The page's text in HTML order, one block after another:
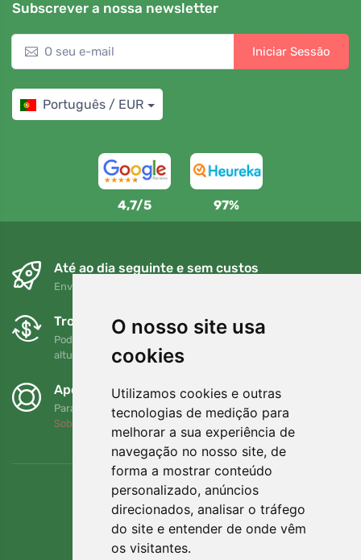
O nosso site usa
cookies
Utilizamos cookies e outras
tecnologias de medição para
melhorar a sua experiência de
navegação no nosso site, de
forma a mostrar conteúdo
personalizado, anúncios
direcionados, analisar o tráfego
do site e entender de onde vêm
os visitantes.
Subscrever a nossa newsletter
Iniciar Sessão
Português / EUR
4,7/5 97%
Até ao dia seguinte e sem custos
Envio gratuito para encomendas superiores a 80 EUR
Trocas e devoluções gratuitas
Pode devolver ou trocar a sua encomenda em qualquer
altura no prazo de 90 dias
Apoiamos a Trees.org
Para cada encomenda plantamos uma árvore! Leia mais
Sobre nós